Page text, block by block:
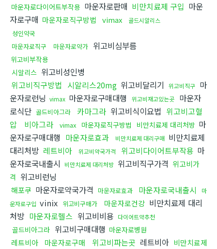
마운자로다이어트부작용 마운자로판매 비만치료제 구입 마운
자로구매 마운자로직구방법 vimax 골드시알리스
성인약국
마운자로직구
마운자로약가 위고비심부름
위고비부작용
시알리스 위고비성인병
위고비직구방법 시알리스20mg 위고비달리기 위고비직구 마
운자로런닝 vimax 마운자로구매대행 위고비재고있는곳
마운자
로식단 골드비아그라 카마그라 위고비식이요법 위고비고혈
압
비아그라 vimax 마운자로직구방법 비만치료제 대리처방 마
운자로구매대행 마운자로효과 비만치료제 대리구매 비만치료제
대리처방 레트비아 위고비약국가격 위고비다이어트부작용 마
운자로국내출시
비만치료제 대리처방 위고비직구가격 위고비가
격 위고비런닝
해포쿠 마운자로약국가격 마운자로효과 마운자로국내출시
마
운자로구입 vinix 위고비구매가 마운자로건강 비만치료제 대리
처방 마운자로헬스 위고비비용 다이어트약추천
골드비아그라 위고비구매대행 마운자로병원
레트비아 마운자로구매 위고비파는곳 레트비아 비만치료제